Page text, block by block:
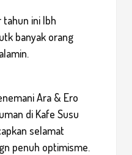
tahun ini lbh
banyak orang
Ara & Ero
di Kafe Susu
selamat
penuh optimisme.